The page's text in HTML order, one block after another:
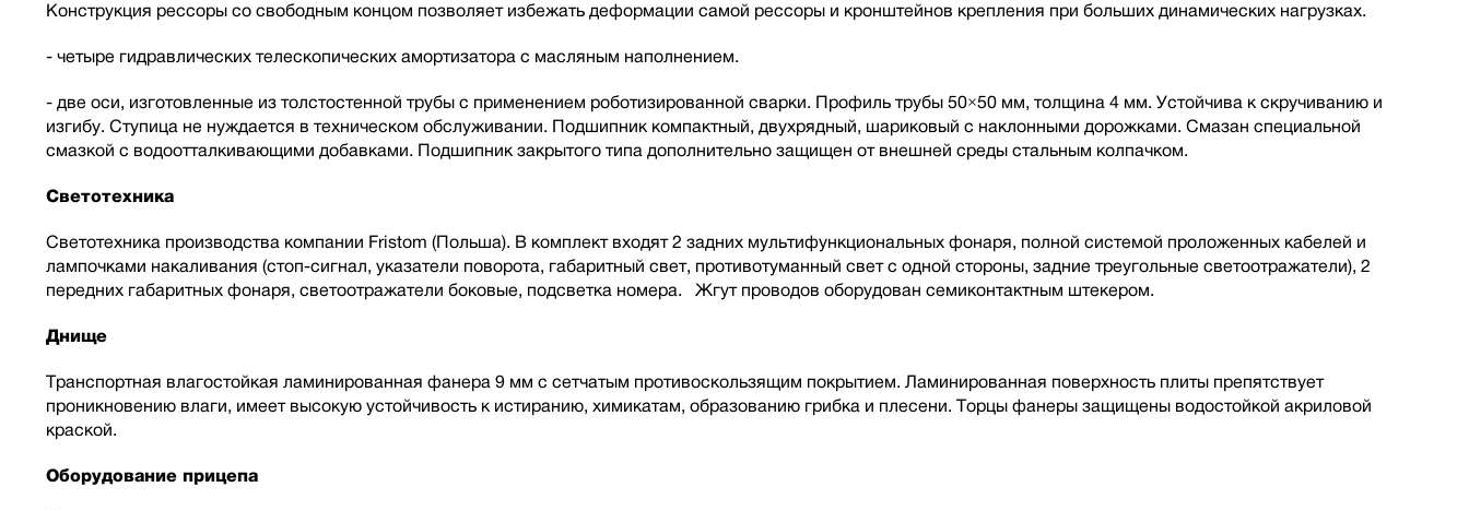
Конструкция рессоры со свободным концом позволяет избежать деформации самой рессоры и кронштейнов крепления при больших динамических нагрузках.
- четыре гидравлических телескопических амортизатора с масляным наполнением.
- две оси, изготовленные из толстостенной трубы с применением роботизированной сварки. Профиль трубы 50×50 мм, толщина 4 мм. Устойчива к скручиванию и
изгибу. Ступица не нуждается в техническом обслуживании. Подшипник компактный, двухрядный, шариковый с наклонными дорожками. Смазан специальной
смазкой с водоотталкивающими добавками. Подшипник закрытого типа дополнительно защищен от внешней среды стальным колпачком.
Светотехника
Светотехника производства компании Fristom (Польша). В комплект входят 2 задних мультифункциональных фонаря, полной cистемой проложенных кабелей и
лампочками накаливания (стоп-сигнал, указатели поворота, габаритный свет, противотуманный свет с одной стороны, задние треугольные светоотражатели), 2
передних габаритных фонаря, светоотражатели боковые, подсветка номера. Жгут проводов оборудован семиконтактным штекером.
Днище
Транспортная влагостойкая ламинированная фанера 9 мм с сетчатым противоскользящим покрытием. Ламинированная поверхность плиты препятствует
проникновению влаги, имеет высокую устойчивость к истиранию, химикатам, образованию грибка и плесени. Торцы фанеры защищены водостойкой акриловой
краской.
Оборудование прицепа